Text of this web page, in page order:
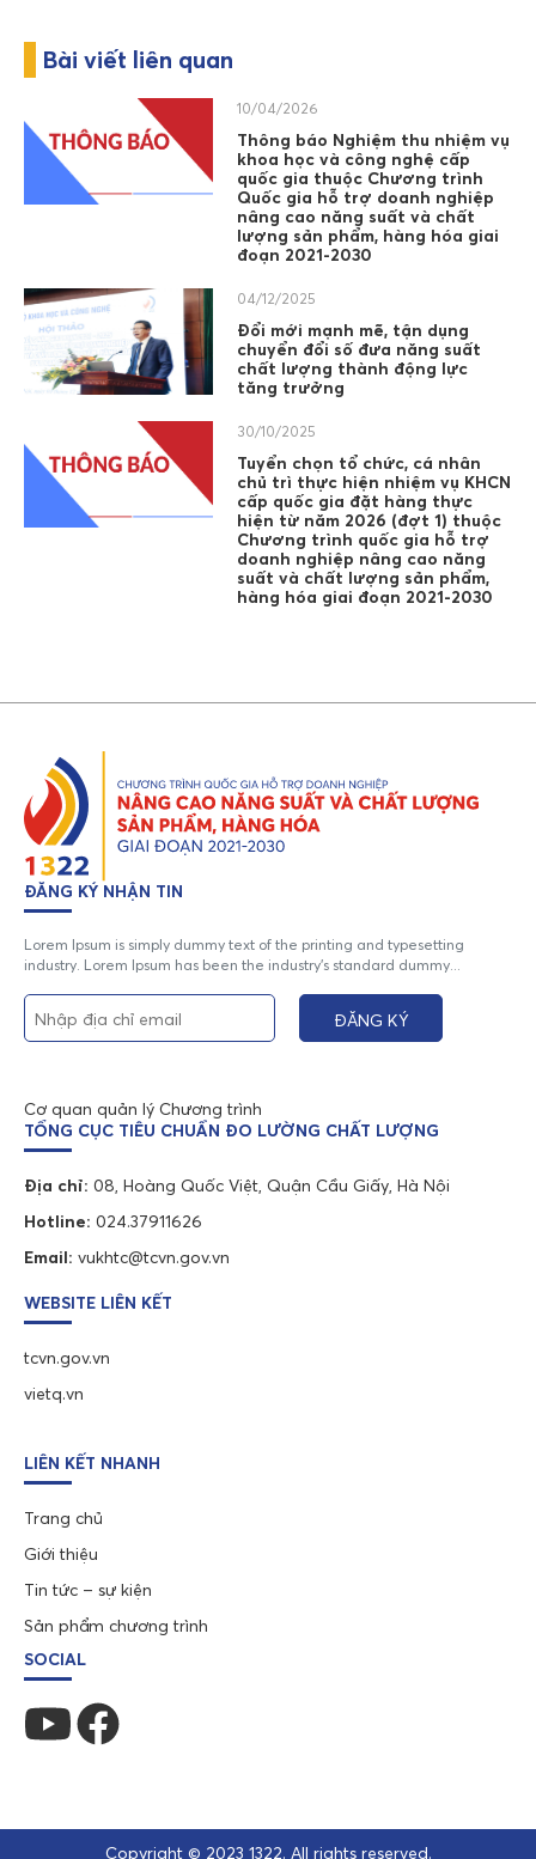
Bài viết liên quan
10/04/2026
Thông báo Nghiệm thu nhiệm vụ
khoa học và công nghệ cấp
quốc gia thuộc Chương trình
Quốc gia hỗ trợ doanh nghiệp
nâng cao năng suất và chất
lượng sản phẩm, hàng hóa giai
đoạn 2021-2030
04/12/2025
Đổi mới mạnh mẽ, tận dụng
chuyển đổi số đưa năng suất
chất lượng thành động lực
tăng trưởng
30/10/2025
Tuyển chọn tổ chức, cá nhân
chủ trì thực hiện nhiệm vụ KHCN
cấp quốc gia đặt hàng thực
hiện từ năm 2026 (đợt 1) thuộc
Chương trình quốc gia hỗ trợ
doanh nghiệp nâng cao năng
suất và chất lượng sản phẩm,
hàng hóa giai đoạn 2021-2030
ĐĂNG KÝ NHẬN TIN
Lorem Ipsum is simply dummy text of the printing and typesetting
industry. Lorem Ipsum has been the industry's standard dummy...
Cơ quan quản lý Chương trình
TỔNG CỤC TIÊU CHUẨN ĐO LƯỜNG CHẤT LƯỢNG
Địa chỉ: 08, Hoàng Quốc Việt, Quận Cầu Giấy, Hà Nội
Hotline: 024.37911626
Email: vukhtc@tcvn.gov.vn
WEBSITE LIÊN KẾT
tcvn.gov.vn
vietq.vn
LIÊN KẾT NHANH
Trang chủ
Giới thiệu
Tin tức – sự kiện
Sản phẩm chương trình
SOCIAL
Copyright © 2023 1322. All rights reserved.